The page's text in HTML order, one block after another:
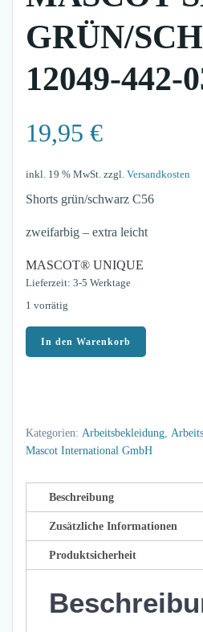
GRÜN/
12049-442-
19,95 €
inkl. 19 % MwSt. zzgl. Versandkosten
Shorts grün/schwarz C56
zweifarbig – extra leicht
MASCOT® UNIQUE
Lieferzeit: 3-5 Werktage
1 vorrätig
Mascot
Shorts
0309
C56
In den Warenkorb
Kategorien: Arbeitsbekleidung,
Mascot International GmbH
Beschreibung
Zusätzliche Informationen
Produktsicherheit